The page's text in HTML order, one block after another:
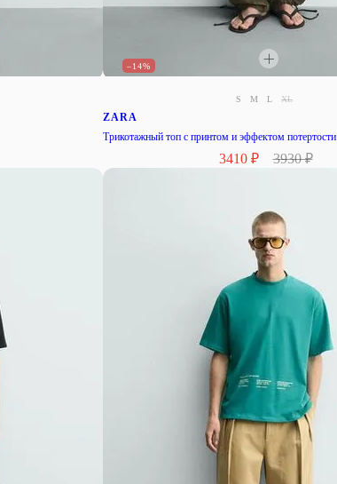
–14%
S M L XL
ZARA
Трикотажный топ с принтом и эффектом потертости
3410 ₽ 3930 ₽